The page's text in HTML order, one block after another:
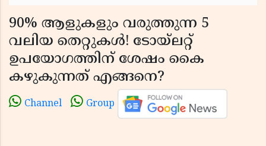
90% ആളുകളും വരുത്തുന്ന 5
വലിയ തെറ്റുകൾ! ടോയ്ലറ്റ്
ഉപയോഗത്തിന് ശേഷം കൈ
കഴുകുന്നത് എങ്ങനെ?
Channel Group